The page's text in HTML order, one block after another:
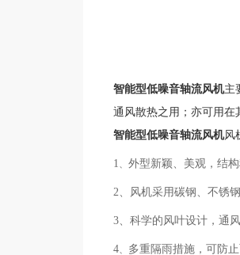
智能型低噪音轴流风机主
通风散热之用；亦可用在
智能型低噪音轴流风机风
1、 外型新颖、美观，结
2、 风机采用碳钢、 不锈
3、科学的风叶设计，通
4、 多重隔雨措施，可防